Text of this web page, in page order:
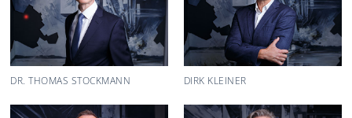
DR. THOMAS STOCKMANN DIRK KLEINER